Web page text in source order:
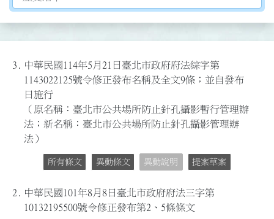
3.
中華民國114年5月21日臺北市政府府法綜字第
1143022125號令修正發布名稱及全文9條；並自發布
日施行
（原名稱：臺北市公共場所防止針孔攝影暫行管理辦
法；新名稱：臺北市公共場所防止針孔攝影管理辦
法）
所有條文 異動條文 異動說明 提案草案
2. 中華民國101年8月8日臺北市政府府法三字第
10132195500號令修正發布第2、5條條文